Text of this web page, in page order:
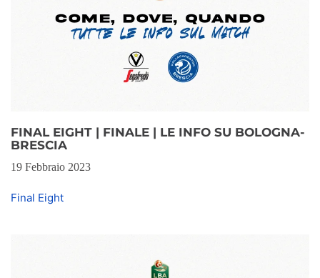
FINAL EIGHT | FINALE | LE INFO SU BOLOGNA-
BRESCIA
19 Febbraio 2023
Final Eight